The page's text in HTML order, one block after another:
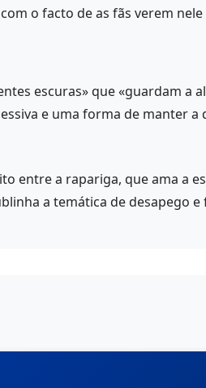
o facto de as fãs verem
escuras» que «guardam
e uma forma de manter a
entre a rapariga, que ama a
a temática de desapego